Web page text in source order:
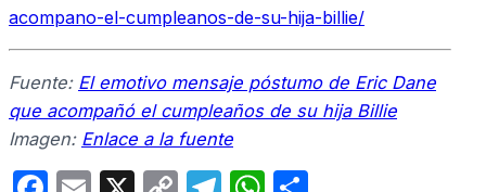
acompano-el-cumpleanos-de-su-hija-billie/
Fuente: El emotivo mensaje póstumo de Eric Dane
que acompañó el cumpleaños de su hija Billie
Imagen: Enlace a la fuente